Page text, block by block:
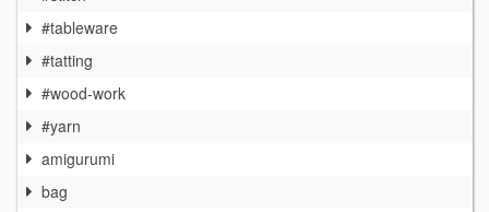
#tableware
#tatting
#wood-work
#yarn
amigurumi
bag